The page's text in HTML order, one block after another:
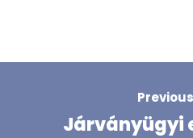
Járványügyi